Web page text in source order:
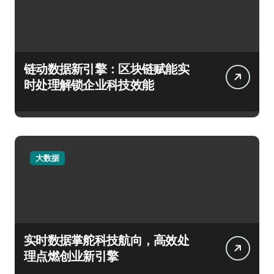
链动数据新引擎：区块链赋能实
时处理解锁企业科技效能
大数据
实时数据掌舵科技航向，高效处
理点燃创业新引擎